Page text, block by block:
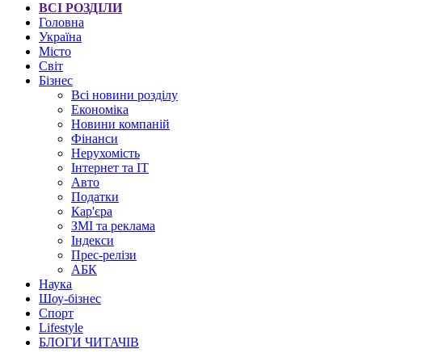
ВСІ РОЗДІЛИ
Головна
Україна
Місто
Світ
Бізнес
Всі новини розділу
Економіка
Новини компаній
Фінанси
Нерухомість
Інтернет та IT
Авто
Податки
Кар'єра
ЗМІ та реклама
Індекси
Прес-релізи
АБК
Наука
Шоу-бізнес
Спорт
Lifestyle
БЛОГИ ЧИТАЧІВ